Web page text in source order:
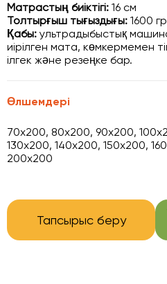
Матрастың биіктігі: 16 см
Толтырғыш тығыздығы: 1600
Қабы: ультрадыбыстық
иірілген мата, көмкермемен
ілгек және резеңке бар.
Өлшемдері
70x200, 80x200, 90x200,
130x200, 140x200, 150x200,
200x200
Тапсырыс беру